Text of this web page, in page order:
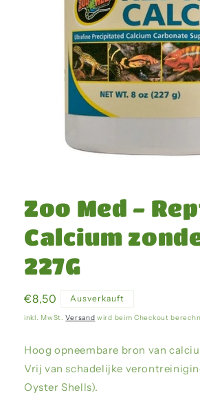
Modal
öffnen
Zoo Med -
Calcium
227G
Normaler
Preis
€8,50 Ausverkauft
inkl. MwSt.Versand wird beim Checkout
Hoog opneembare bron van
Vrij van schadelijke
Oyster Shells).